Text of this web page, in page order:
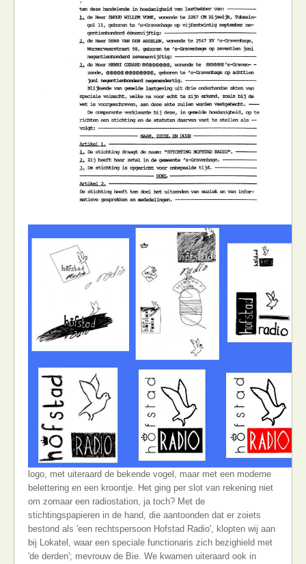
logo, met uiteraard de bekende vogel, maar met een moderne
belettering en een kroontje. Het ging per slot van rekening niet
om zomaar een radiostation, ja toch? Met de
stichtingspapieren in de hand, die aantoonden dat er zoiets
bestond als 'een rechtspersoon Hofstad Radio', klopten wij aan
bij Lokatel, waar een speciale functionaris zich bezighield met
'de derden'; mevrouw de Bie. We kwamen uiteraard ook in